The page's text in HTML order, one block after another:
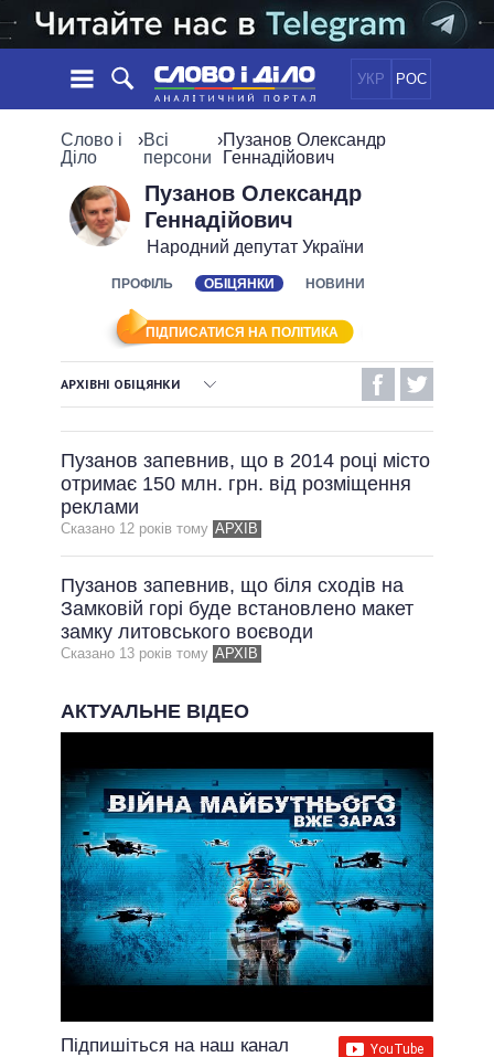
УКР РОС
НОВИНИ
СТРІЧКА
ПОДІЇ
ДУМКИ
ОГЛЯДИ
ДАЙДЖЕСТИ
ПОЛІТИКА
ЕКОНОМІКА
СУСПІЛЬСТВО
СВІТ
ОБIЦЯНКИ
ПОЛIТИКИ
УСІ ПОЛІТИКИ
ПРЕЗИДЕНТ І ОФІС
ВЕРХОВНА РАДА
КАБІНЕТ МІНІСТРІВ
ВСІ ПЕРСОНИ
ІНФОГРАФІКА
ВІДЕО
ПІДТРИМАТИ
ПОРІВНЯННЯ ПОЛІТИКІВ
Слово і
Діло
›Всі
персони
›Пузанов Олександр
Геннадійович
Пузанов Олександр
Геннадійович
Народний депутат України
ПРОФІЛЬ ОБІЦЯНКИ НОВИНИ
ПІДПИСАТИСЯ НА ПОЛІТИКА
АРХІВНІ ОБІЦЯНКИ
НЕВИКОНАНІ ОБІЦЯНКИ
ВСІ ОБІЦЯНКИ
АРХІВНІ ОБІЦЯНКИ
Пузанов запевнив, що в 2014 році місто
отримає 150 млн. грн. від розміщення
реклами
Сказано 12 рокiв тому АРХІВ
Пузанов запевнив, що біля сходів на
Замковій горі буде встановлено макет
замку литовського воєводи
Сказано 13 рокiв тому АРХІВ
АКТУАЛЬНЕ ВІДЕО
Підпишіться на наш канал